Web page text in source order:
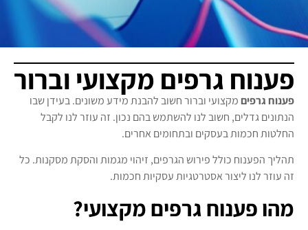
פענוח גרפים מקצועי וברור
פענוח גרפיםמקצועי וברור חשוב להבנת מידע משונים. בעידן שבו
הנתונים גדלים, חשוב לנו להשתמש בהם נכון. זה עוזר לנו לקבל
החלטות חכמות בעסקים ובתחומים אחרים.
תהליך הפענוח כולל פירוש הגרפים, זיהוי מגמות והסקת מסקנות. כל
זה עוזר לנו ליצור אסטרטגיות עסקיות חכמות.
מהו פענוח גרפים מקצועי?